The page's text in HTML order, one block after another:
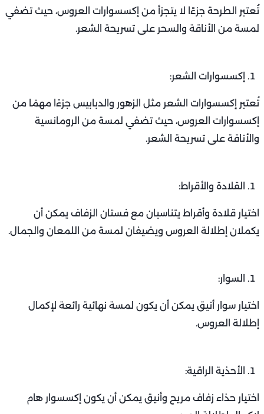
تُعتبر الطرحة جزءًا لا يتجزأ من إكسسوارات العروس، حيث تضفي
لمسة من الأناقة والسحر على تسريحة الشعر.
إكسسوارات الشعر:
تُعتبر إكسسوارات الشعر مثل الزهور والدبابيس جزءًا مهمًا من
إكسسوارات العروس، حيث تضفي لمسة من الرومانسية
والأناقة على تسريحة الشعر.
القلادة والأقراط:
اختيار قلادة وأقراط يتناسبان مع فستان الزفاف يمكن أن
يكملان إطلالة العروس ويضيفان لمسة من اللمعان والجمال.
السوار:
اختيار سوار أنيق يمكن أن يكون لمسة نهائية رائعة لإكمال
إطلالة العروس.
الأحذية الراقية:
اختيار حذاء زفاف مريح وأنيق يمكن أن يكون إكسسوار هام